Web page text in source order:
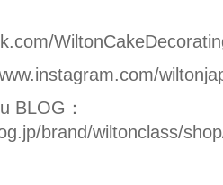
BLOG：
brand/wiltonclass/